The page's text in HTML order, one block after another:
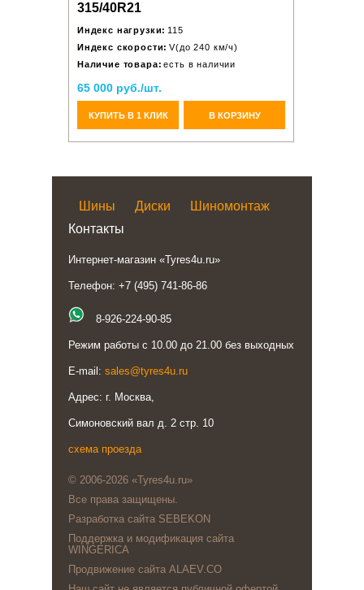
315/40R21
Индекс нагрузки: 115
Индекс скорости: V(до 240 км/ч)
Наличие товара: есть в наличии
65 000 руб./шт.
КУПИТЬ В 1 КЛИК В КОРЗИНУ
Шины Диски
Шиномонтаж
Контакты
Интернет-магазин «Tyres4u.ru»
Телефон: +7 (495) 741-86-86
8-926-224-90-85
Режим работы с 10.00 до 21.00 без выходных
E-mail: sales@tyres4u.ru
Адрес: г. Москва,
Симоновский вал д. 2 стр. 10
схема проезда
© 2006-2026 «Tyres4u.ru»
Все права защищены.
Разработка сайта SEBEKON
Поддержка и модификация сайта
WINGERICA
Продвижение сайта ALAEV.CO